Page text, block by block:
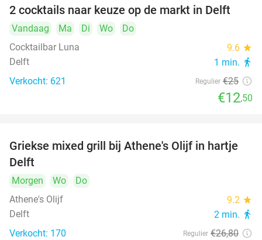
50%
2 cocktails naar keuze op de markt in Delft
Vandaag Ma Di Wo
Do
Cocktailbar Luna
9.6 star
Delft 1 min. directions_walk
Verkocht: 621 Regulier €25
€12,50
26%
Griekse mixed grill bij Athene's Olijf in hartje
Delft
Morgen Wo
Do
Athene's Olijf
9.2 star
Delft 2 min. directions_walk
Verkocht: 170 Regulier €26,80